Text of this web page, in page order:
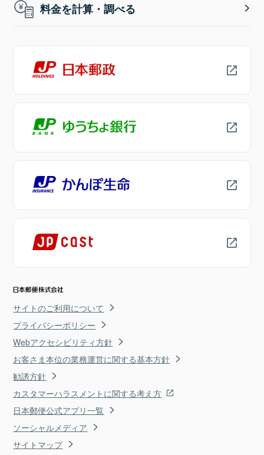
料金を計算・調べる
サイトのご利用について
プライバシーポリシー
Webアクセシビリティ方針
お客さま本位の業務運営に関する基本方針
勧誘方針
カスタマーハラスメントに関する考え方
日本郵便公式アプリ一覧
ソーシャルメディア
サイトマップ